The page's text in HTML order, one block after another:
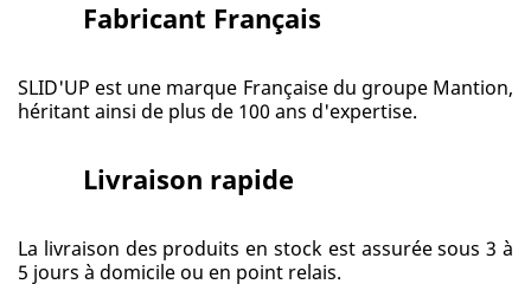
Fabricant Français
SLID'UP est une marque Française du groupe Mantion,
héritant ainsi de plus de 100 ans d'expertise.
Livraison rapide
La livraison des produits en stock est assurée sous 3 à
5 jours à domicile ou en point relais.